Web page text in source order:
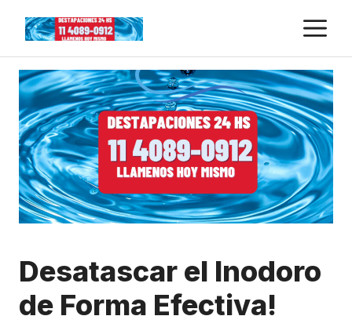
content
Desatascar el Inodoro
de Forma Efectiva!